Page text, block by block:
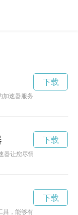
速器服务，让您的安卓设
下载
器让您尽情畅游网络世界
下载
，能够有效提升网络连
下载